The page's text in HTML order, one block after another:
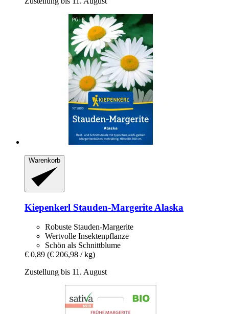
Warenkorb
Kiepenkerl Stauden-​Margerite Alaska
Robuste Stauden-Margerite
Wertvolle Insektenpflanze
Schön als Schnittblume
€ 0,89 (€ 206,98 / kg)
Zustellung bis 11. August